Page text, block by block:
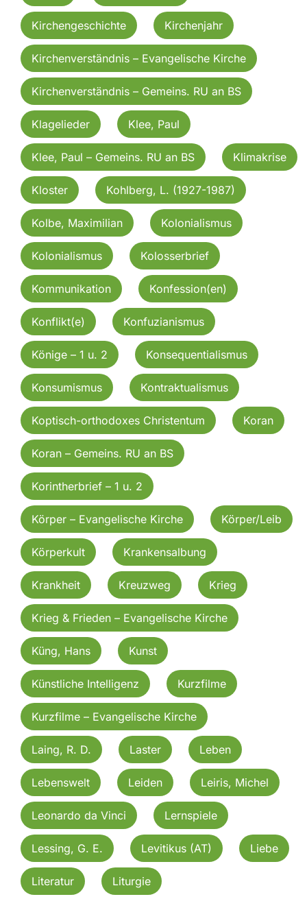
Kirchengeschichte Kirchenjahr
Kirchenverständnis – Evangelische Kirche
Kirchenverständnis – Gemeins. RU an BS
Klagelieder Klee, Paul
Klee, Paul – Gemeins. RU an BS Klimakrise
Kloster Kohlberg, L. (1927-1987)
Kolbe, Maximilian Kolonialismus
Kolonialismus Kolosserbrief
Kommunikation Konfession(en)
Konflikt(e) Konfuzianismus
Könige – 1 u. 2 Konsequentialismus
Konsumismus Kontraktualismus
Koptisch-orthodoxes Christentum Koran
Koran – Gemeins. RU an BS
Korintherbrief – 1 u. 2
Körper – Evangelische Kirche Körper/Leib
Körperkult Krankensalbung
Krankheit Kreuzweg Krieg
Krieg & Frieden – Evangelische Kirche
Küng, Hans Kunst
Künstliche Intelligenz Kurzfilme
Kurzfilme – Evangelische Kirche
Laing, R. D. Laster Leben
Lebenswelt Leiden Leiris, Michel
Leonardo da Vinci Lernspiele
Lessing, G. E. Levitikus (AT) Liebe
Literatur Liturgie